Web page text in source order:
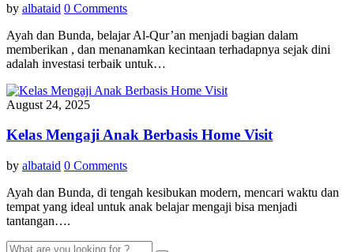
by albataid 0 Comments
Ayah dan Bunda, belajar Al-Qur’an menjadi bagian dalam
memberikan , dan menanamkan kecintaan terhadapnya sejak dini
adalah investasi terbaik untuk…
August 24, 2025
Kelas Mengaji Anak Berbasis Home Visit
by albataid 0 Comments
Ayah dan Bunda, di tengah kesibukan modern, mencari waktu dan
tempat yang ideal untuk anak belajar mengaji bisa menjadi
tantangan….